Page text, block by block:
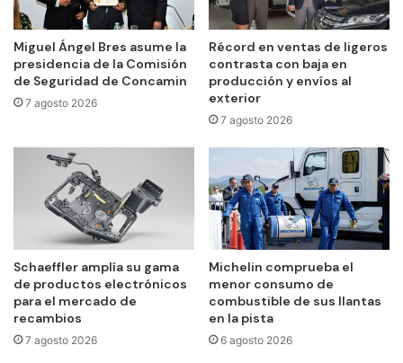
Miguel Ángel Bres asume la
presidencia de la Comisión
de Seguridad de Concamin
7 agosto 2026
Récord en ventas de ligeros
contrasta con baja en
producción y envíos al
exterior
7 agosto 2026
Schaeffler amplía su gama
de productos electrónicos
para el mercado de
recambios
7 agosto 2026
Michelin comprueba el
menor consumo de
combustible de sus llantas
en la pista
6 agosto 2026